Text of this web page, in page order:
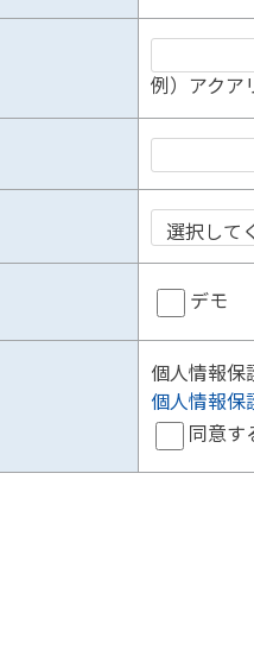
例）アクア
デモ
個人情報保
個人情報保
同意す